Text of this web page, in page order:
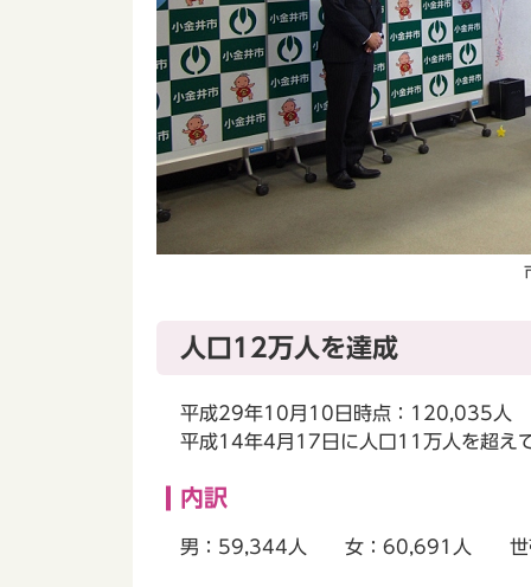
人口12万人を達成
平成29年10月10日時点：120,035人
平成14年4月17日に人口11万人を超え
内訳
男：59,344人 女：60,691人 世